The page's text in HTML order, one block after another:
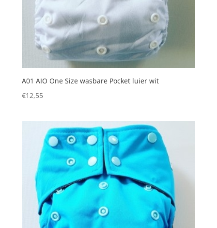
A01 AIO One Size wasbare Pocket luier wit
€12,55